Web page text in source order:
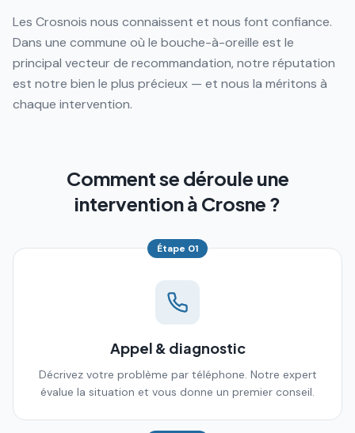
Les Crosnois nous connaissent et nous font confiance.
Dans une commune où le bouche-à-oreille est le
principal vecteur de recommandation, notre réputation
est notre bien le plus précieux — et nous la méritons à
chaque intervention.
Comment se déroule une
intervention à Crosne ?
Étape 01
Appel & diagnostic
Décrivez votre problème par téléphone. Notre expert
évalue la situation et vous donne un premier conseil.